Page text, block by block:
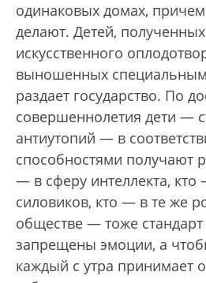
одинаковых домах,
делают. Детей,
искусственного
выношенных
раздает государство. По
совершеннолетия дети —
антиутопий — в
способностями получают
— в сферу интеллекта,
силовиков, кто — в те же
обществе — тоже стандарт
запрещены эмоции, а
каждый с утра принимает